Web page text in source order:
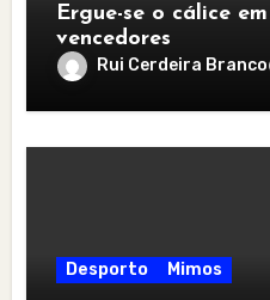
Ergue-se o cálice
vencedores
Rui Cerdeira Branco
Desporto Mimos